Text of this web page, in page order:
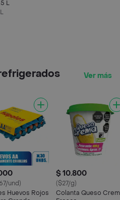
L
Ver más
und)
Huevos Rojos
$ 10.800
($27/g)
Colanta Queso